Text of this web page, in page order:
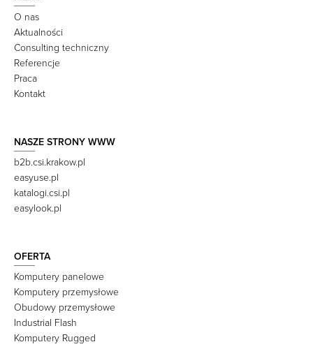
O nas
Aktualności
Consulting techniczny
Referencje
Praca
Kontakt
NASZE STRONY WWW
b2b.csi.krakow.pl
easyuse.pl
katalogi.csi.pl
easylook.pl
OFERTA
Komputery panelowe
Komputery przemysłowe
Obudowy przemysłowe
Industrial Flash
Komputery Rugged